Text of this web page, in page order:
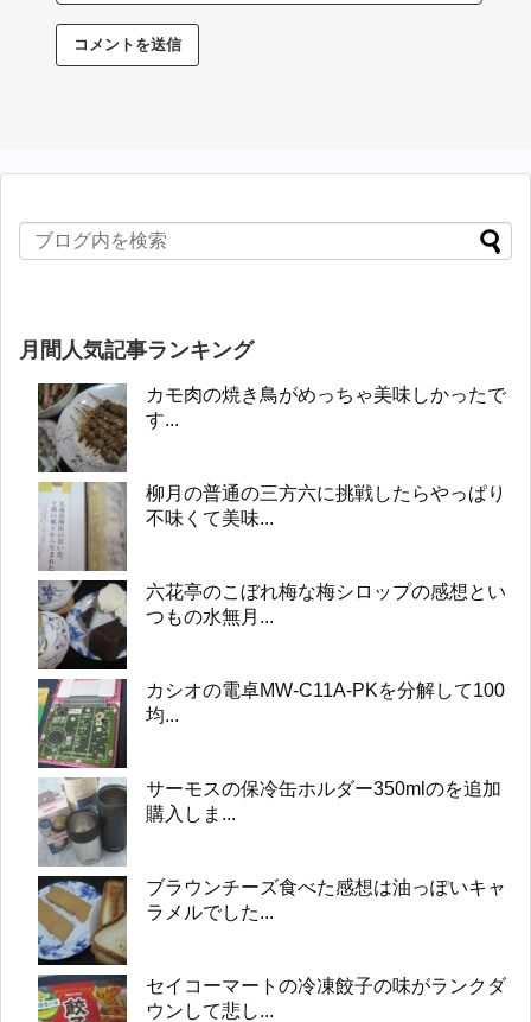
月間人気記事ランキング
カモ肉の焼き鳥がめっちゃ美味しかったで
す...
柳月の普通の三方六に挑戦したらやっぱり
不味くて美味...
六花亭のこぼれ梅な梅シロップの感想とい
つもの水無月...
カシオの電卓MW-C11A-PKを分解して100
均...
サーモスの保冷缶ホルダー350mlのを追加
購入しま...
ブラウンチーズ食べた感想は油っぽいキャ
ラメルでした...
セイコーマートの冷凍餃子の味がランクダ
ウンして悲し...